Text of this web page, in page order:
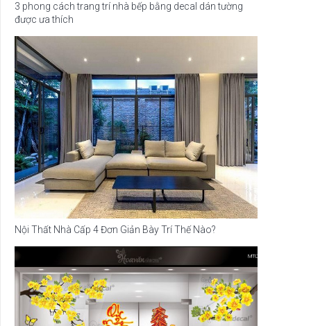
3 phong cách trang trí nhà bếp bằng decal dán tường
được ưa thích
Nội Thất Nhà Cấp 4 Đơn Giản Bày Trí Thế Nào?